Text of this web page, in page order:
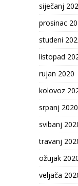
siječanj
prosinac
studeni
listopad
rujan 2020
kolovoz
srpanj 2020
svibanj
travanj
ožujak
veljača